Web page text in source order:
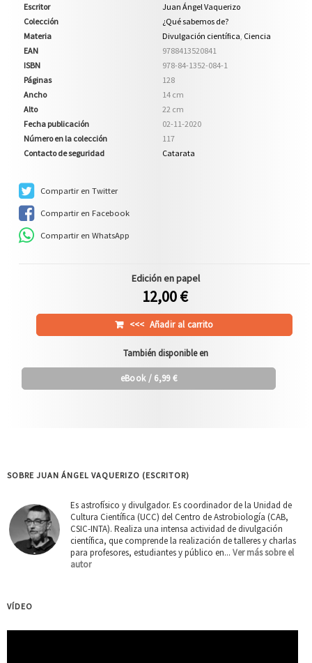
Escritor
Juan Ángel Vaquerizo
Colección
¿Qué sabemos de?
Materia
Divulgación científica Ciencia
EAN
9788413520841
ISBN
978-84-1352-084-1
Páginas
128
Ancho
14 cm
Alto
22 cm
Fecha publicación
02-11-2020
Número en la colección
117
Contacto de seguridad
Catarata
Compartir en Twitter
Compartir en Facebook
Compartir en WhatsApp
Edición en papel
12,00 €
<<< Añadir al carrito
También disponible en
eBook/ 6,99 €
SOBRE JUAN ÁNGEL VAQUERIZO (ESCRITOR)
Es astrofísico y divulgador. Es coordinador de la Unidad de
Cultura Científica (UCC) del Centro de Astrobiología (CAB,
CSIC-INTA). Realiza una intensa actividad de divulgación
científica, que comprende la realización de talleres y charlas
para profesores, estudiantes y público en... Ver más sobre el
autor
VÍDEO